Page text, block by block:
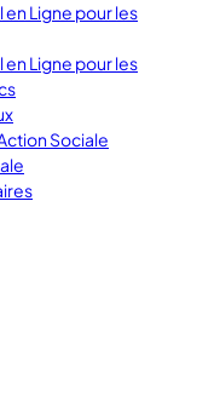
Ligne pour les
Ligne pour les
Sociale